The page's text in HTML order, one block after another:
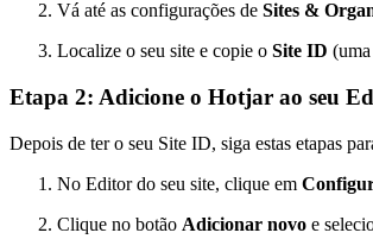
Vá até as configurações de Sites &
Localize o seu site e copie o Site ID
Etapa 2: Adicione o Hotjar ao seu
Depois de ter o seu Site ID, siga estas etapas
No Editor do seu site, clique em
Clique no botão Adicionar novo e